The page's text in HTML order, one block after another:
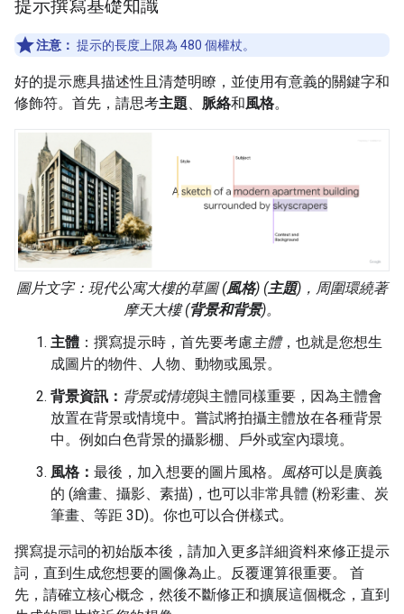
提示撰寫基礎知識
注意： 提示的長度上限為 480 個權杖。
好的提示應具描述性且清楚明瞭，並使用有意義的關鍵字和
修飾符。首先，請思考主題、 脈絡和風格。
圖片文字： 現代公寓大樓的草圖(風格) (主題)，周圍環繞著
摩天大樓(背景和背景)。
主體 ：撰寫提示時，首先要考慮 主體，也就是您想生
成圖片的物件、人物、動物或風景。
背景資訊： 背景或情境與主體同樣重要，因為主體會
放置在背景或情境中。嘗試將拍攝主體放在各種背景
中。例如白色背景的攝影棚、戶外或室內環境。
風格： 最後，加入想要的圖片風格。 風格可以是廣義
的 (繪畫、攝影、素描)，也可以非常具體 (粉彩畫、炭
筆畫、等距 3D)。你也可以合併樣式。
撰寫提示詞的初始版本後，請加入更多詳細資料來修正提示
詞，直到生成您想要的圖像為止。反覆運算很重要。 首
先，請確立核心概念，然後不斷修正和擴展這個概念，直到